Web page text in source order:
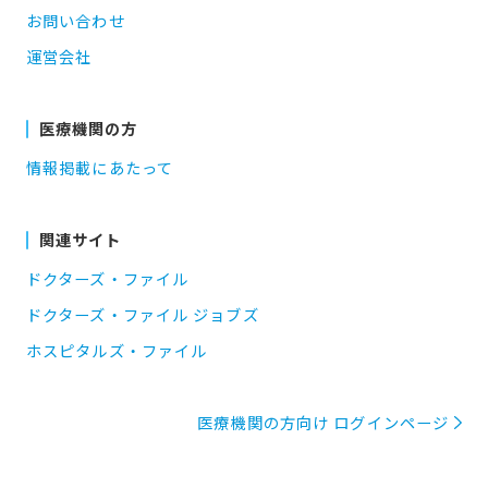
お問い合わせ
運営会社
医療機関の方
情報掲載にあたって
関連サイト
ドクターズ・ファイル
ドクターズ・ファイル ジョブズ
ホスピタルズ・ファイル
医療機関の方向け ログインページ